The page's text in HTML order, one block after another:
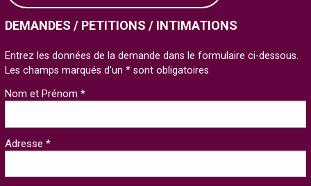
DEMANDES / PETITIONS / INTIMATIONS
Entrez les données de la demande dans le formulaire ci-dessous.
Les champs marqués d'un * sont obligatoires
Nom et Prénom *
Adresse *